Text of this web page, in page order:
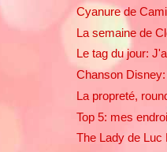
Cyanure de
La semaine de
Le tag du jour:
Chanson
La propreté,
Top 5: mes
The Lady de Luc